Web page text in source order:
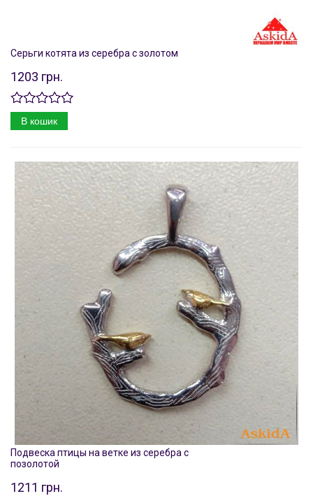
Серьги котята из серебра с золотом
1203 грн.
В кошик
Подвеска птицы на ветке из серебра с
позолотой
1211 грн.